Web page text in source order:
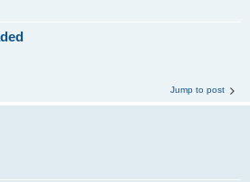
Jump to post